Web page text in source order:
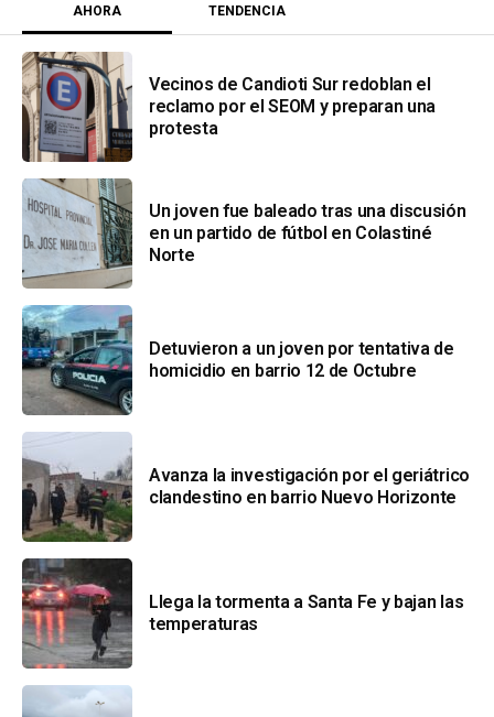
AHORA TENDENCIA
Vecinos de Candioti Sur redoblan el
reclamo por el SEOM y preparan una
protesta
Un joven fue baleado tras una discusión
en un partido de fútbol en Colastiné
Norte
Detuvieron a un joven por tentativa de
homicidio en barrio 12 de Octubre
Avanza la investigación por el geriátrico
clandestino en barrio Nuevo Horizonte
Llega la tormenta a Santa Fe y bajan las
temperaturas